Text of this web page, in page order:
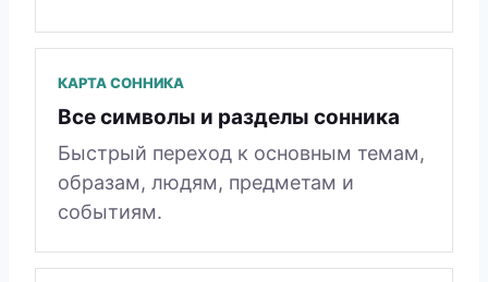
КАРТА СОННИКА
Все символы и разделы сонника
Быстрый переход к основным темам,
образам, людям, предметам и
событиям.